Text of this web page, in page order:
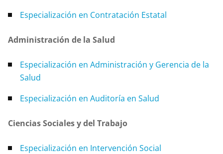
Especialización en Contratación Estatal
Administración de la Salud
Especialización en Administración y Gerencia de la
Salud
Especialización en Auditoría en Salud
Ciencias Sociales y del Trabajo
Especialización en Intervención Social